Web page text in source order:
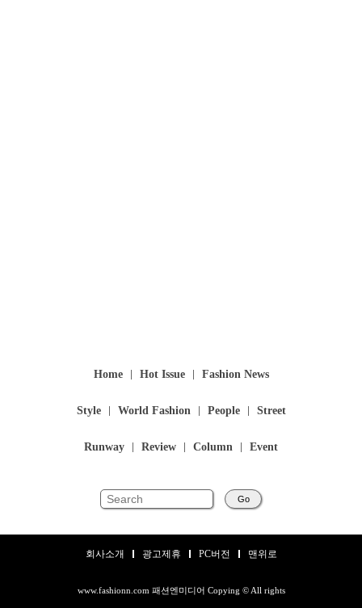
Home Hot Issue Fashion News
Style World Fashion People Street
Runway Review Column Event
Go
회사소개 광고제휴 PC버전 맨위로
www.fashionn.com 패션엔미디어 Copying © All rights